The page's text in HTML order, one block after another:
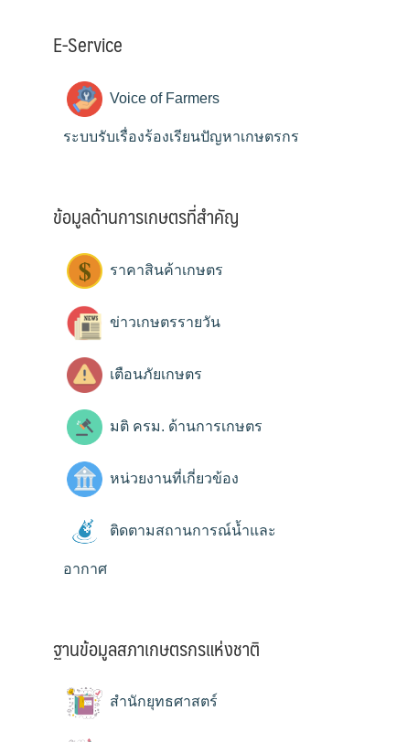
E-Service
Voice of Farmers
ระบบรับเรื่องร้องเรียนปัญหาเกษตรกร
ข้อมูลด้านการเกษตรที่สำคัญ
ราคาสินค้าเกษตร
ข่าวเกษตรรายวัน
เตือนภัยเกษตร
มติ ครม. ด้านการเกษตร
หน่วยงานที่เกี่ยวข้อง
ติดตามสถานการณ์น้ำและ
อากาศ
ฐานข้อมูลสภาเกษตรกรแห่งชาติ
สำนักยุทธศาสตร์